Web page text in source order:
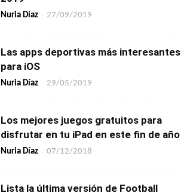
Nuria Díaz - 27/09/2019
Las apps deportivas más interesantes
para iOS
Nuria Díaz - 29/05/2019
Los mejores juegos gratuitos para
disfrutar en tu iPad en este fin de año
Nuria Díaz - 07/12/2018
Lista la última versión de Football